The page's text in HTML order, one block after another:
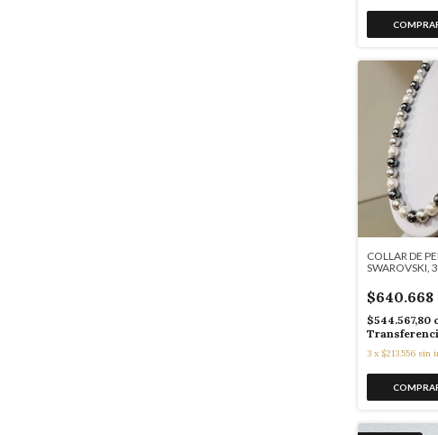
COLLAR DE
SWAROVSKI,
$640.668
$544.567,80
3 x $213.556 sin